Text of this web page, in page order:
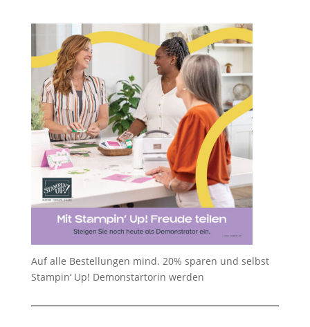
Auf alle Bestellungen mind. 20% sparen und selbst
Stampin‘ Up! Demonstartorin werden